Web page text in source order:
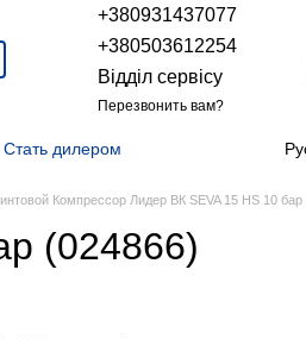
+380931437077
+380503612254
Відділ сервісу
Перезвонить вам?
Стать дилером
Распродажа
Компрессор Лидер ВК SEVA 15 HS 10 бар
(024866)